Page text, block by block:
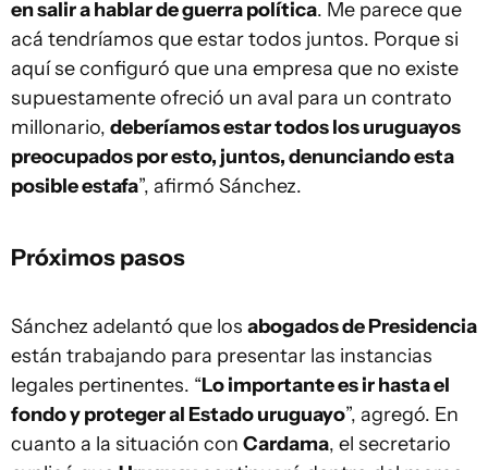
en salir a hablar de guerra política. Me parece que
acá tendríamos que estar todos juntos. Porque si
aquí se configuró que una empresa que no existe
supuestamente ofreció un aval para un contrato
millonario, deberíamos estar todos los uruguayos
preocupados por esto, juntos, denunciando esta
posible estafa”, afirmó Sánchez.
Próximos pasos
Sánchez adelantó que los abogados de Presidencia
están trabajando para presentar las instancias
legales pertinentes. “Lo importante es ir hasta el
fondo y proteger al Estado uruguayo”, agregó. En
cuanto a la situación con Cardama, el secretario